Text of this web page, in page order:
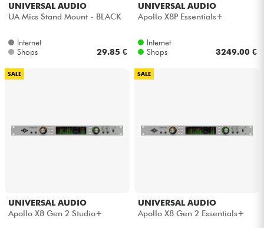
UNIVERSAL AUDIO
UA Mics Stand Mount - BLACK
Internet
Shops
29.85 €
UNIVERSAL AUDIO
Apollo X8P Essentials+
Internet
Shops
3249.00 €
SALE
UNIVERSAL AUDIO
Apollo X8 Gen 2 Studio+
SALE
UNIVERSAL AUDIO
Apollo X8 Gen 2 Essentials+